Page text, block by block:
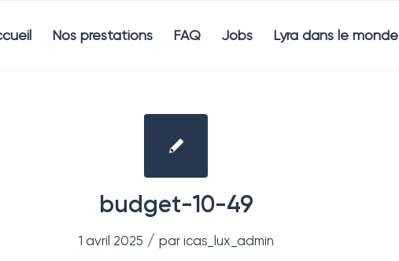
Nos prestations FAQ Jobs Lyra dans le monde
budget-10-49
1 avril 2025 / par icas_lux_admin